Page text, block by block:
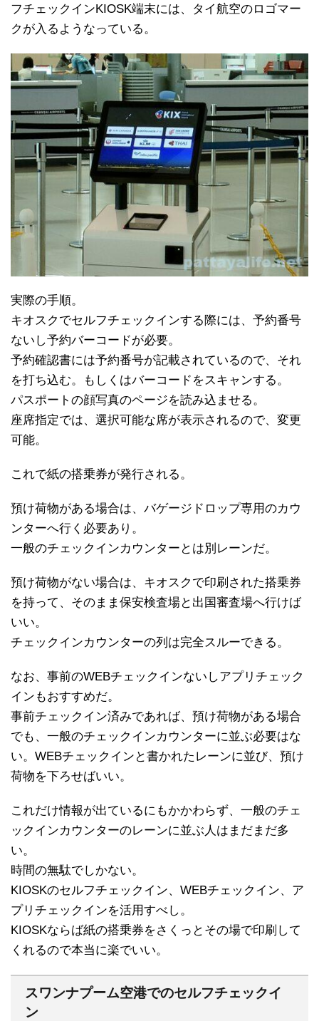
フチェックインKIOSK端末には、タイ航空のロゴマー
クが入るようなっている。
実際の手順。
キオスクでセルフチェックインする際には、予約番号
ないし予約バーコードが必要。
予約確認書には予約番号が記載されているので、それ
を打ち込む。もしくはバーコードをスキャンする。
パスポートの顔写真のページを読み込ませる。
座席指定では、選択可能な席が表示されるので、変更
可能。
これで紙の搭乗券が発行される。
預け荷物がある場合は、バゲージドロップ専用のカウ
ンターへ行く必要あり。
一般のチェックインカウンターとは別レーンだ。
預け荷物がない場合は、キオスクで印刷された搭乗券
を持って、そのまま保安検査場と出国審査場へ行けば
いい。
チェックインカウンターの列は完全スルーできる。
なお、事前のWEBチェックインないしアプリチェック
インもおすすめだ。
事前チェックイン済みであれば、預け荷物がある場合
でも、一般のチェックインカウンターに並ぶ必要はな
い。WEBチェックインと書かれたレーンに並び、預け
荷物を下ろせばいい。
これだけ情報が出ているにもかかわらず、一般のチェ
ックインカウンターのレーンに並ぶ人はまだまだ多
い。
時間の無駄でしかない。
KIOSKのセルフチェックイン、WEBチェックイン、ア
プリチェックインを活用すべし。
KIOSKならば紙の搭乗券をさくっとその場で印刷して
くれるので本当に楽でいい。
スワンナプーム空港でのセルフチェックイ
ン